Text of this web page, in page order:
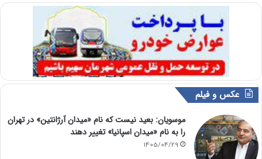
عکس و فیلم
موسویان: بعید نیست که نام «میدان آرژانتین» در تهران
را به نام «میدان اسپانیا» تغییر دهند
1405/04/29